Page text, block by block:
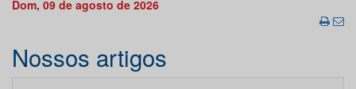
Dom, 09 de agosto de 2026
Nossos artigos